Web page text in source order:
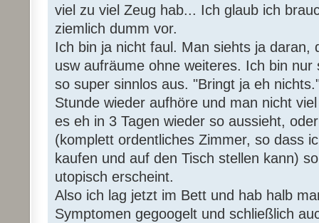
viel zu viel Zeug hab... Ich glaub ich
ziemlich dumm vor.
Ich bin ja nicht faul. Man siehts ja daran,
usw aufräume ohne weiteres. Ich bin
so super sinnlos aus. "Bringt ja eh
Stunde wieder aufhöre und man nicht
es eh in 3 Tagen wieder so aussieht,
(komplett ordentliches Zimmer, so dass
kaufen und auf den Tisch stellen kann)
utopisch erscheint.
Also ich lag jetzt im Bett und hab halb
Symptomen gegoogelt und schließlich